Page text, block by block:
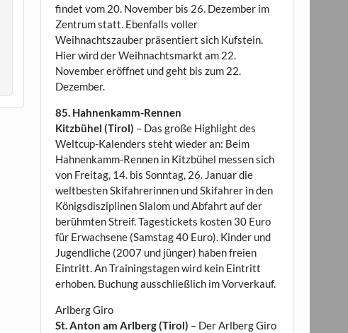
findet vom 20. November bis 26. Dezember im
Zentrum statt. Ebenfalls voller
Weihnachtszauber präsentiert sich Kufstein.
Hier wird der Weihnachtsmarkt am 22.
November eröffnet und geht bis zum 22.
Dezember.
85. Hahnenkamm-Rennen
Kitzbühel (Tirol) – Das große Highlight des
Weltcup-Kalenders steht wieder an: Beim
Hahnenkamm-Rennen in Kitzbühel messen sich
von Freitag, 14. bis Sonntag, 26. Januar die
weltbesten Skifahrerinnen und Skifahrer in den
Königsdisziplinen Slalom und Abfahrt auf der
berühmten Streif. Tagestickets kosten 30 Euro
für Erwachsene (Samstag 40 Euro). Kinder und
Jugendliche (2007 und jünger) haben freien
Eintritt. An Trainingstagen wird kein Eintritt
erhoben. Buchung ausschließlich im Vorverkauf.
Arlberg Giro
St. Anton am Arlberg (Tirol) – Der Arlberg Giro